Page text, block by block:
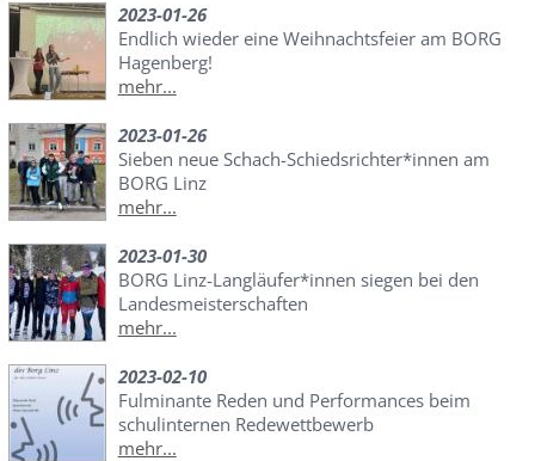
2023-01-26
Endlich wieder eine Weihnachtsfeier am BORG
Hagenberg!
mehr...
2023-01-26
Sieben neue Schach-Schiedsrichter*innen am
BORG Linz
mehr...
2023-01-30
BORG Linz-Langläufer*innen siegen bei den
Landesmeisterschaften
mehr...
2023-02-10
Fulminante Reden und Performances beim
schulinternen Redewettbewerb
mehr...